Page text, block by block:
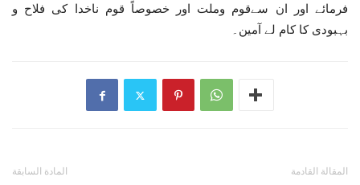
فرمائے اور ان سےقوم وملت اور خصوصاً قوم ناخدا کی فلاح و
بہبودی کا کام لے آمین۔
المادة السابقة المقالة القادمة